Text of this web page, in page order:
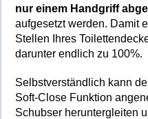
nur einem Handgriff
aufgesetzt werden. Damit
Stellen Ihres
darunter endlich zu 100%.
Selbstverständlich kann
Soft-Close Funktion
Schubser heruntergleiten